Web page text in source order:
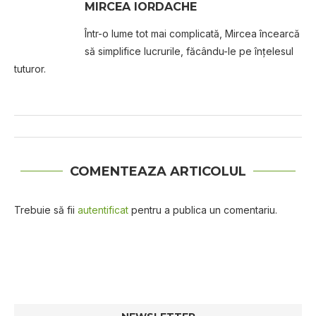
MIRCEA IORDACHE
Într-o lume tot mai complicată, Mircea încearcă
să simplifice lucrurile, făcându-le pe înțelesul
tuturor.
COMENTEAZA ARTICOLUL
Trebuie să fii autentificat pentru a publica un comentariu.